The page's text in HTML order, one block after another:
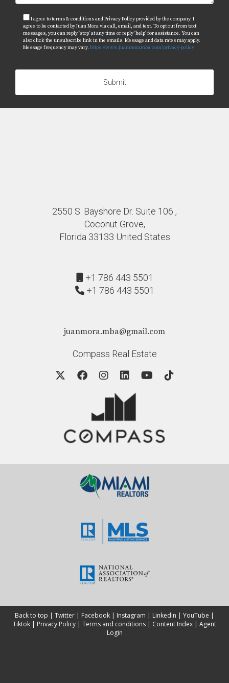
I agree to terms & conditions and Privacy Policy provided by the company. I
agree to be contacted by Juan Mora via call, email, and text. To opt out from text
messages, you can reply 'stop' at any time or reply 'help' for assistance. You can
also click the unsubscribe link in the emails. Message and data rates may apply.
Message frequency may vary. https://www.juanmoramba.com/privacy-policy
Submit
2550 S. Bayshore Dr. Suite 106 ,
Coconut Grove,
Florida 33133 United States
+1 786 443 5501
+1 786 443 5501
juanmora.mba@gmail.com
Compass Real Estate
Back to top | Twitter | Facebook | Instagram | Linkedin | YouTube |
Tiktok | Privacy Policy | Terms and conditions | Content Index | Agent
Login